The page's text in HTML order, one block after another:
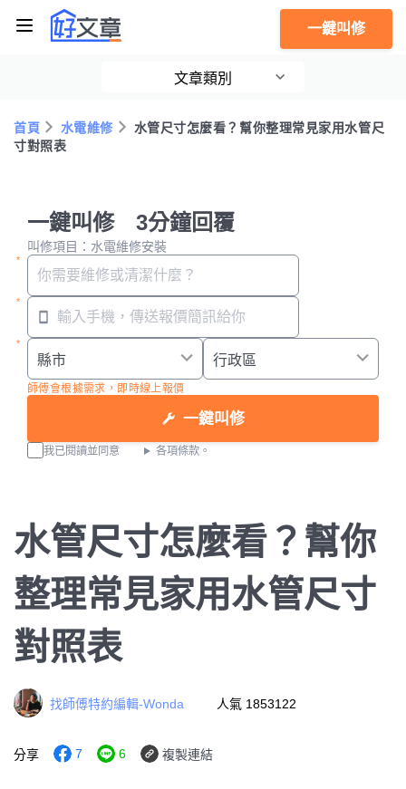
一鍵叫修
文章類別
首頁 水電維修
水管尺寸怎麼看？幫你整理常見家用水管尺
寸對照表
一鍵叫修 3分鐘回覆
叫修項目：水電維修安裝
師傅會根據需求，即時線上報價
一鍵叫修
我已閱讀並同意 各項條款。
水管尺寸怎麼看？幫你
整理常見家用水管尺寸
對照表
找師傅特約編輯-Wonda 人氣 1853122
分享 7 6 複製連結